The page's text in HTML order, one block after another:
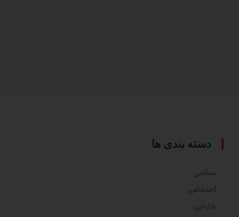
دسته بندی ها
سیاسی
اجتماعی
خارجی